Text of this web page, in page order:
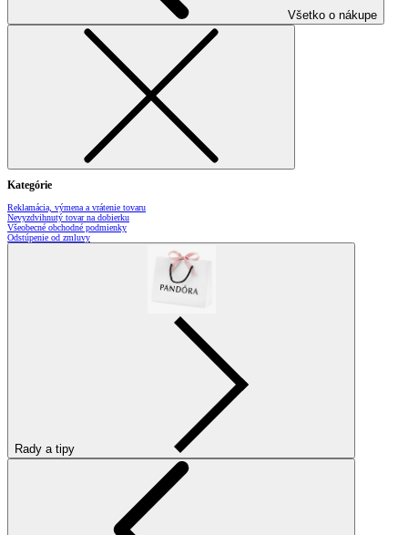
Všetko o nákupe
Kategórie
Reklamácia, výmena a vrátenie tovaru
Nevyzdvihnutý tovar na dobierku
Všeobecné obchodné podmienky
Odstúpenie od zmluvy
Rady a tipy